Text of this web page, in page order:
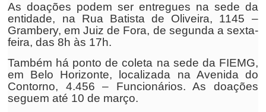
As doações podem ser entregues na sede da
entidade, na Rua Batista de Oliveira, 1145 –
Grambery, em Juiz de Fora, de segunda a sexta-
feira, das 8h às 17h.
Também há ponto de coleta na sede da FIEMG,
em Belo Horizonte, localizada na Avenida do
Contorno, 4.456 – Funcionários. As doações
seguem até 10 de março.